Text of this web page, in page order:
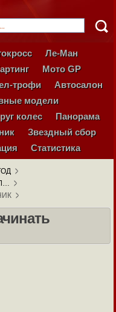
Ле-Ман
Мото GP
трофи
Автосалон
модели
колес
Панорама
Звездный сбор
Статистика